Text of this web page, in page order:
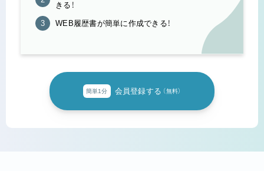
きる！
WEB履歴書が簡単に作成できる！
簡単1分 会員登録する （無料）